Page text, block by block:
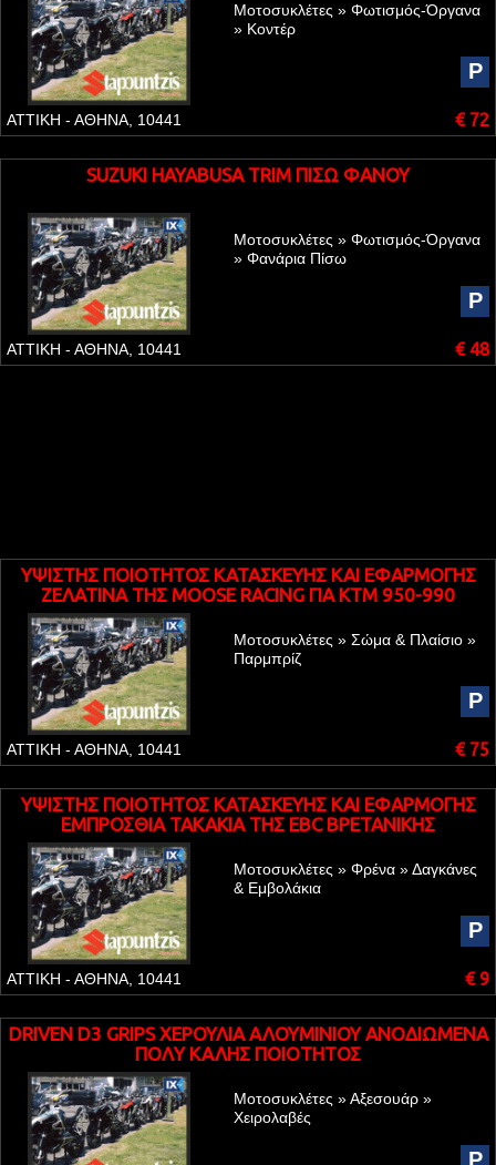
Μοτοσυκλέτες » Φωτισμός-Όργανα
» Κοντέρ
P
ΑΤΤΙΚΗ - ΑΘΗΝΑ, 10441 € 72
SUZUKI HAYABUSA TRIM ΠΙΣΩ ΦΑΝΟΥ
Μοτοσυκλέτες » Φωτισμός-Όργανα
» Φανάρια Πίσω
P
ΑΤΤΙΚΗ - ΑΘΗΝΑ, 10441 € 48
ΥΨΙΣΤΗΣ ΠΟΙΟΤΗΤΟΣ ΚΑΤΑΣΚΕΥΗΣ ΚΑΙ ΕΦΑΡΜΟΓΗΣ
ΖΕΛΑΤΙΝΑ ΤΗΣ MOOSE RACING ΓΙΑ KTM 950-990
Μοτοσυκλέτες » Σώμα & Πλαίσιο »
Παρμπρίζ
P
ΑΤΤΙΚΗ - ΑΘΗΝΑ, 10441 € 75
ΥΨΙΣΤΗΣ ΠΟΙΟΤΗΤΟΣ ΚΑΤΑΣΚΕΥΗΣ ΚΑΙ ΕΦΑΡΜΟΓΗΣ
ΕΜΠΡΟΣΘΙΑ ΤΑΚΑΚΙΑ ΤΗΣ EBC ΒΡΕΤΑΝΙΚΗΣ
ΠΡΟΕΛΕΥΣΗΣ ΤΥΠΟΥ SFA 305
Μοτοσυκλέτες » Φρένα » Δαγκάνες
& Εμβολάκια
P
ΑΤΤΙΚΗ - ΑΘΗΝΑ, 10441 € 9
DRIVEN D3 GRIPS ΧΕΡΟΥΛΙΑ ΑΛΟΥΜΙΝΙΟΥ ΑΝΟΔΙΩΜΕΝΑ
ΠΟΛΥ ΚΑΛΗΣ ΠΟΙΟΤΗΤΟΣ
Μοτοσυκλέτες » Αξεσουάρ »
Χειρολαβές
P